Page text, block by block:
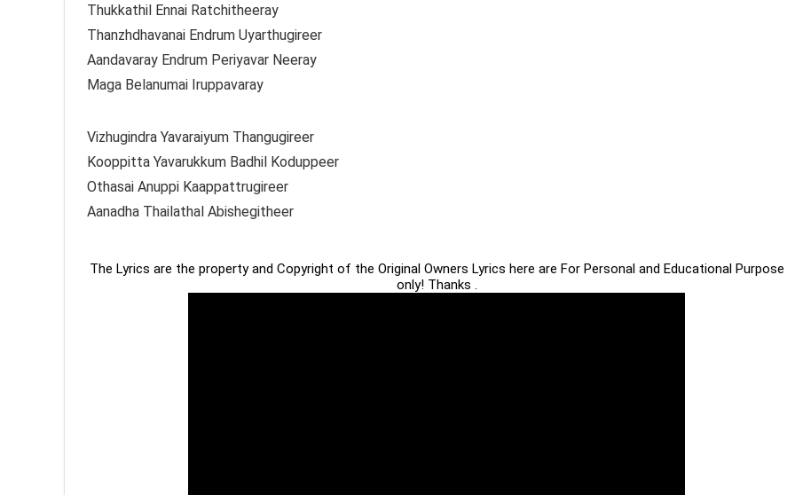
Thukkathil Ennai Ratchitheeray
Thanzhdhavanai Endrum Uyarthugireer
Aandavaray Endrum Periyavar Neeray
Maga Belanumai Iruppavaray
Vizhugindra Yavaraiyum Thangugireer
Kooppitta Yavarukkum Badhil Koduppeer
Othasai Anuppi Kaappattrugireer
Aanadha Thailathal Abishegitheer
The Lyrics are the property and Copyright of the Original Owners Lyrics here are For Personal and Educational Purpose
only! Thanks .